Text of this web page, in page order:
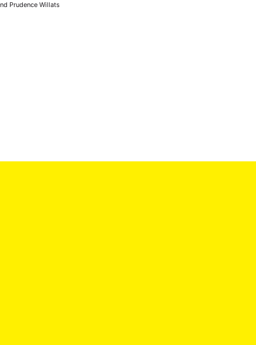
Prudence Willats